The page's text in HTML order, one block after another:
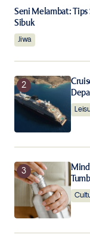
Seni Melambat:
Sibuk
Jiwa